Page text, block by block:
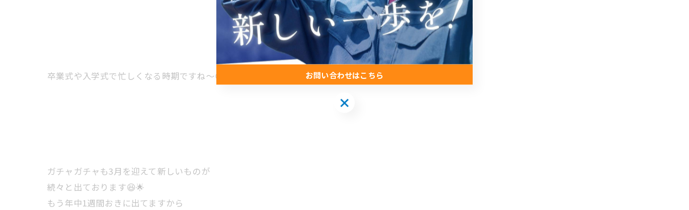
卒業式や入学式で忙しくなる時期ですね〜😌🎓
ガチャガチャも3月を迎えて新しいものが
続々と出ております😆🌟
もう年中1週間おきに出てますから
お問い合わせはこちら
お問い合わせはこちら